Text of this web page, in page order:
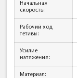
Начальная
скорость:
Рабочий ход
тетивы:
Усилие
натяжения:
Материал: